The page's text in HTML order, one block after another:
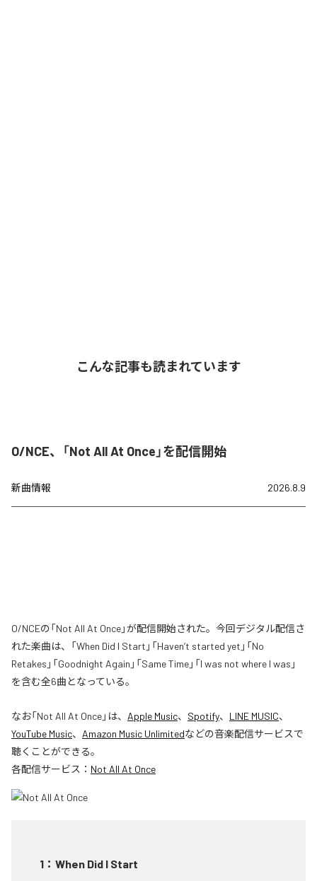
こんな記事も読まれています
O/NCE、「Not All At Once」を配信開始
新曲情報 2026.8.9
O/NCEの「Not All At Once」が配信開始された。今回デジタル配信さ
れた楽曲は、「When Did I Start」「Haven’t started yet」「No
Retakes」「Goodnight Again」「Same Time」「I was not where I was」
を含む全6曲となっている。
なお「Not All At Once」は、 Apple Music、 Spotify、 LINE MUSIC、
YouTube Music、 Amazon Music Unlimitedなどの音楽配信サービスで
聴くことができる。
各配信サービス： Not All At Once
1 ： When Did I Start